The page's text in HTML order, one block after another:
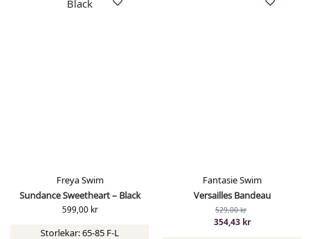
Freya Swim
Sundance Sweetheart – Black
599,00 kr
Storlekar: 65-85 F-L
Fantasie Swim
Versailles Bandeau
529,00kr
354,43 kr